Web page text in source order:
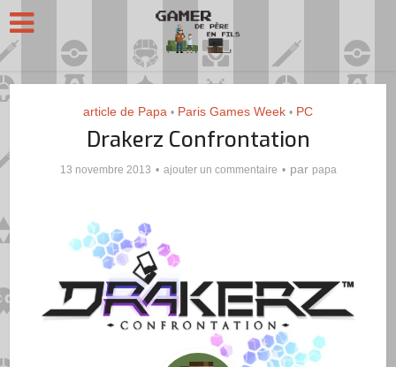
article de Papa • Paris Games Week • PC
Drakerz Confrontation
13 novembre 2013 ajouter un commentaire par papa